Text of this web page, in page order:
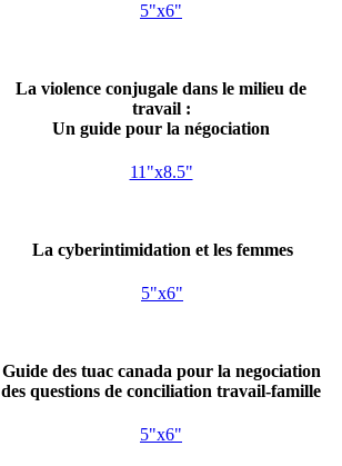
5"x6"
La violence conjugale dans le milieu de
travail :
Un guide pour la négociation
11"x8.5"
La cyberintimidation et les femmes
5"x6"
Guide des tuac canada pour la negociation
des questions de conciliation travail-famille
5"x6"